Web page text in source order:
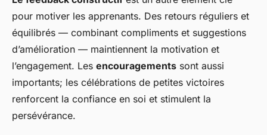
pour motiver les apprenants. Des retours réguliers et
équilibrés — combinant compliments et suggestions
d’amélioration — maintiennent la motivation et
l’engagement. Les encouragements sont aussi
importants; les célébrations de petites victoires
renforcent la confiance en soi et stimulent la
persévérance.